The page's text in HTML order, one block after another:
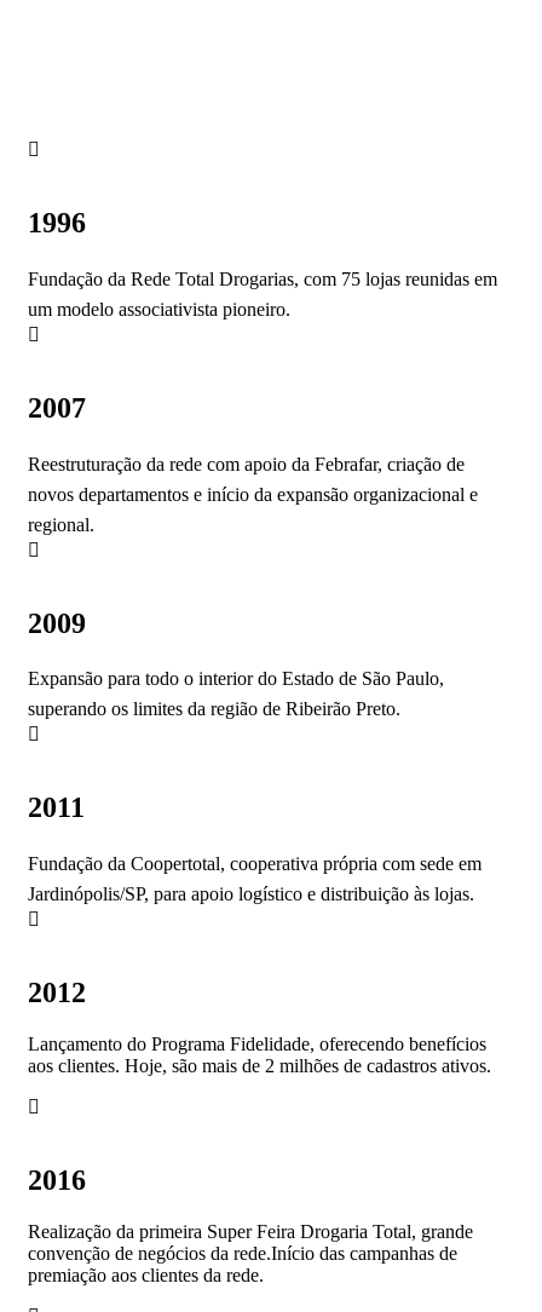
1996
Fundação da Rede Total Drogarias, com 75 lojas reunidas em
um modelo associativista pioneiro.
2007
Reestruturação da rede com apoio da Febrafar, criação de
novos departamentos e início da expansão organizacional e
regional.
2009
Expansão para todo o interior do Estado de São Paulo,
superando os limites da região de Ribeirão Preto.
2011
Fundação da Coopertotal, cooperativa própria com sede em
Jardinópolis/SP, para apoio logístico e distribuição às lojas.
2012
Lançamento do Programa Fidelidade, oferecendo benefícios
aos clientes. Hoje, são mais de 2 milhões de cadastros ativos.
2016
Realização da primeira Super Feira Drogaria Total, grande
convenção de negócios da rede.Início das campanhas de
premiação aos clientes da rede.